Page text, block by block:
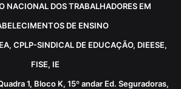
NACIONAL DOS TRABALHADORES EM
DE ENSINO
CPLP-SINDICAL DE EDUCAÇÃO, DIEESE,
FISE, IE
1, Bloco K, 15º andar Ed. Seguradoras,